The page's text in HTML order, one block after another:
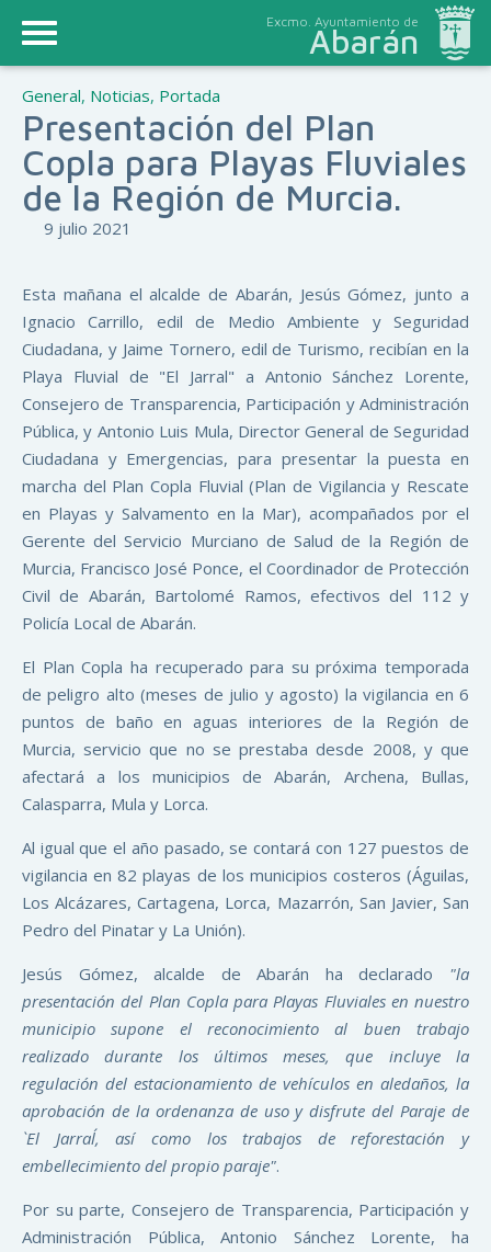
Excmo. Ayuntamiento de
Abarán
General, Noticias, Portada
Presentación del Plan
Copla para Playas Fluviales
de la Región de Murcia.
9 julio 2021
Esta mañana el alcalde de Abarán, Jesús Gómez, junto a
Ignacio Carrillo, edil de Medio Ambiente y Seguridad
Ciudadana, y Jaime Tornero, edil de Turismo, recibían en la
Playa Fluvial de "El Jarral" a Antonio Sánchez Lorente,
Consejero de Transparencia, Participación y Administración
Pública, y Antonio Luis Mula, Director General de Seguridad
Ciudadana y Emergencias, para presentar la puesta en
marcha del Plan Copla Fluvial (Plan de Vigilancia y Rescate
en Playas y Salvamento en la Mar), acompañados por el
Gerente del Servicio Murciano de Salud de la Región de
Murcia, Francisco José Ponce, el Coordinador de Protección
Civil de Abarán, Bartolomé Ramos, efectivos del 112 y
Policía Local de Abarán.
El Plan Copla ha recuperado para su próxima temporada
de peligro alto (meses de julio y agosto) la vigilancia en 6
puntos de baño en aguas interiores de la Región de
Murcia, servicio que no se prestaba desde 2008, y que
afectará a los municipios de Abarán, Archena, Bullas,
Calasparra, Mula y Lorca.
Al igual que el año pasado, se contará con 127 puestos de
vigilancia en 82 playas de los municipios costeros (Águilas,
Los Alcázares, Cartagena, Lorca, Mazarrón, San Javier, San
Pedro del Pinatar y La Unión).
Jesús Gómez, alcalde de Abarán ha declarado "la
presentación del Plan Copla para Playas Fluviales en nuestro
municipio supone el reconocimiento al buen trabajo
realizado durante los últimos meses, que incluye la
regulación del estacionamiento de vehículos en aledaños, la
aprobación de la ordenanza de uso y disfrute del Paraje de
`El Jarral´, así como los trabajos de reforestación y
embellecimiento del propio paraje".
Por su parte, Consejero de Transparencia, Participación y
Administración Pública, Antonio Sánchez Lorente, ha